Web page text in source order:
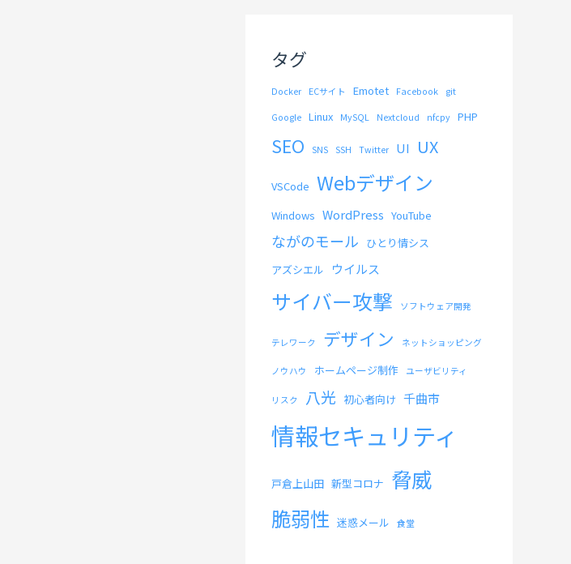
タグ
Docker ECサイト Emotet Facebook git
Google Linux MySQL Nextcloud nfcpy PHP
SEO SNS SSH Twitter UI UX
VSCode Webデザイン
Windows WordPress YouTube
ながのモール ひとり情シス
アズシエル
ウイルス
サイバー攻撃 ソフトウェア開発
テレワーク デザイン ネットショッピング
ノウハウ ホームページ制作 ユーザビリティ
リスク 八光 初心者向け 千曲市
情報セキュリティ
戸倉上山田 新型コロナ 脅威
脆弱性 迷惑メール 食堂